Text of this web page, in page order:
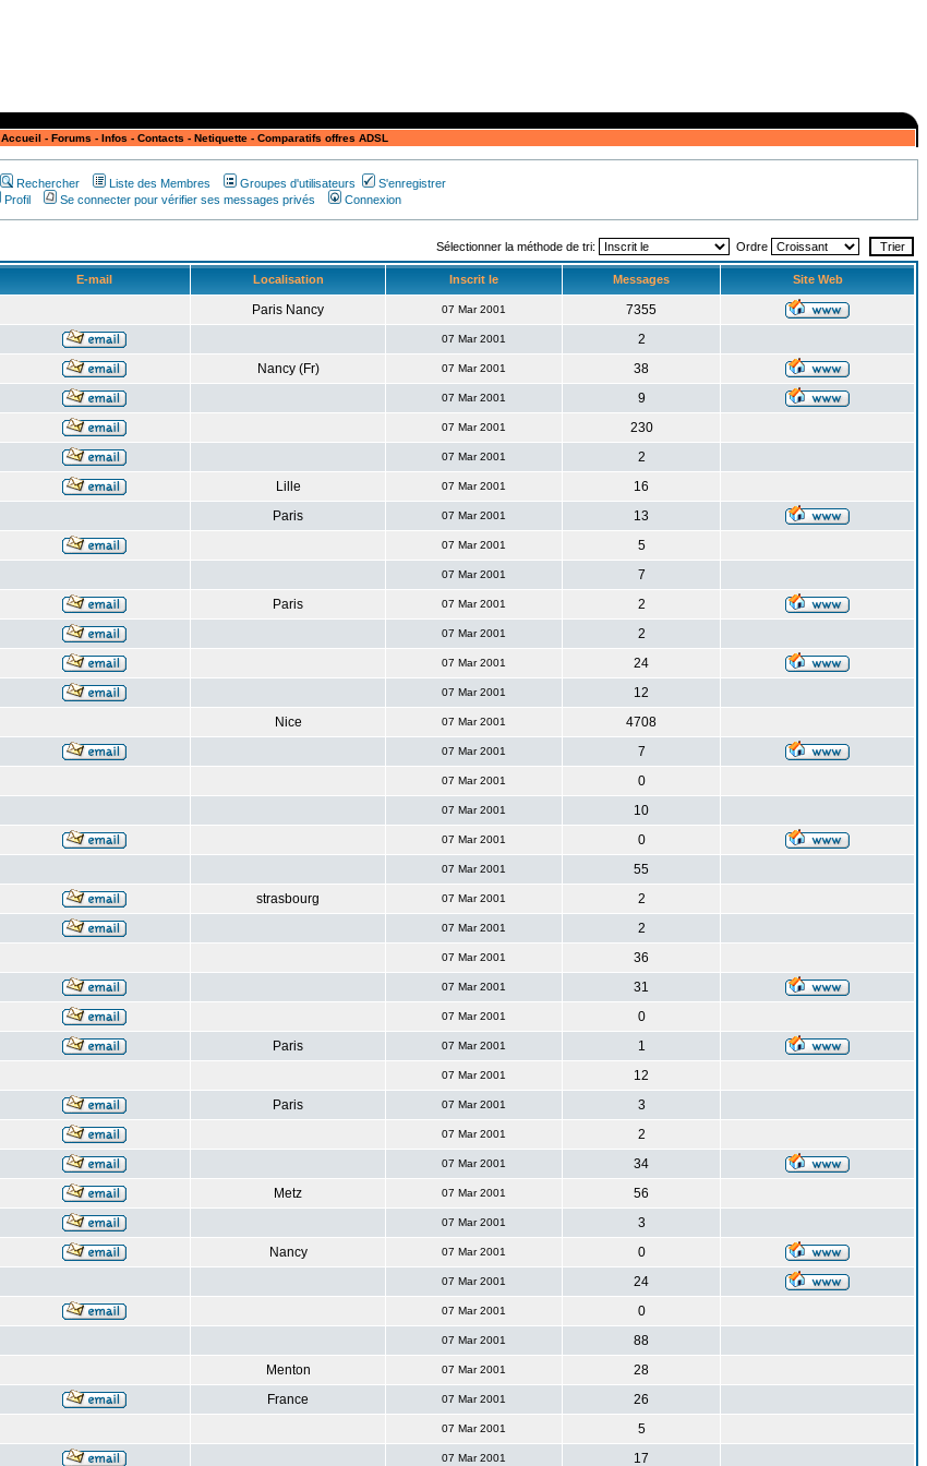
Accueil - Forums - Infos - Contacts - Netiquette- Comparatifs offres ADSL
Rechercher Liste des Membres Groupes d'utilisateurs
S'enregistrer
Profil
Se connecter pour vérifier ses messages privés Connexion
Sélectionner la méthode de tri: Ordre
E-mail Localisation Inscrit le Messages Site Web
Paris Nancy 07 Mar 2001
7355
07 Mar 2001
2
Nancy (Fr) 07 Mar 2001
38
07 Mar 2001
9
07 Mar 2001
230
07 Mar 2001
2
Lille 07 Mar 2001
16
Paris 07 Mar 2001
13
07 Mar 2001
5
07 Mar 2001
7
Paris 07 Mar 2001
2
07 Mar 2001
2
07 Mar 2001
24
07 Mar 2001
12
Nice 07 Mar 2001
4708
07 Mar 2001
7
07 Mar 2001
0
07 Mar 2001
10
07 Mar 2001
0
07 Mar 2001
55
strasbourg 07 Mar 2001
2
07 Mar 2001
2
07 Mar 2001
36
07 Mar 2001
31
07 Mar 2001
0
Paris 07 Mar 2001
1
07 Mar 2001
12
Paris 07 Mar 2001
3
07 Mar 2001
2
07 Mar 2001
34
Metz 07 Mar 2001
56
07 Mar 2001
3
Nancy 07 Mar 2001
0
07 Mar 2001
24
07 Mar 2001
0
07 Mar 2001
88
Menton 07 Mar 2001
28
France 07 Mar 2001
26
07 Mar 2001
5
07 Mar 2001 17